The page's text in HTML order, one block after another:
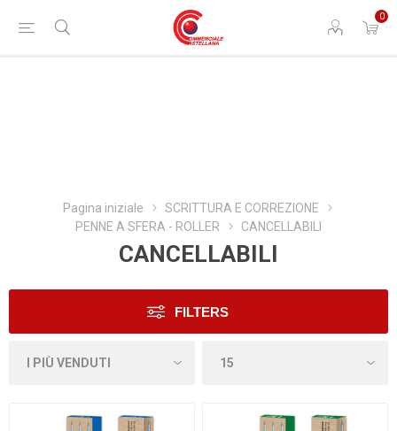
0
Pagina iniziale
SCRITTURA E CORREZIONE
PENNE A SFERA - ROLLER
CANCELLABILI
CANCELLABILI
FILTERS